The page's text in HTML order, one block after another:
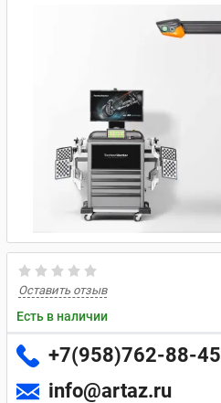
Оставить отзыв
Есть в наличии
+7(958)762-88-45
info@artaz.ru